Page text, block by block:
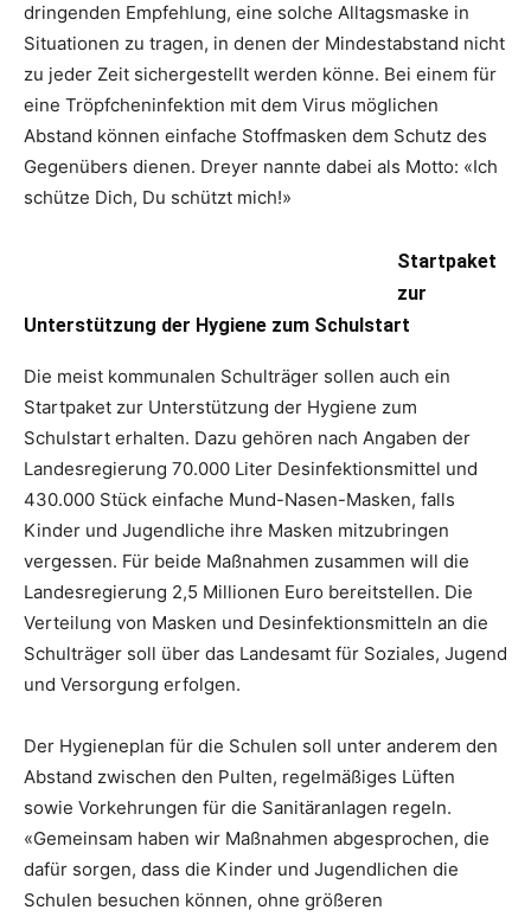
dringenden Empfehlung, eine solche Alltagsmaske in
Situationen zu tragen, in denen der Mindestabstand nicht
zu jeder Zeit sichergestellt werden könne. Bei einem für
eine Tröpfcheninfektion mit dem Virus möglichen
Abstand können einfache Stoffmasken dem Schutz des
Gegenübers dienen. Dreyer nannte dabei als Motto: «Ich
schütze Dich, Du schützt mich!»
Startpaket
zur
Unterstützung der Hygiene zum Schulstart
Die meist kommunalen Schulträger sollen auch ein
Startpaket zur Unterstützung der Hygiene zum
Schulstart erhalten. Dazu gehören nach Angaben der
Landesregierung 70.000 Liter Desinfektionsmittel und
430.000 Stück einfache Mund-Nasen-Masken, falls
Kinder und Jugendliche ihre Masken mitzubringen
vergessen. Für beide Maßnahmen zusammen will die
Landesregierung 2,5 Millionen Euro bereitstellen. Die
Verteilung von Masken und Desinfektionsmitteln an die
Schulträger soll über das Landesamt für Soziales, Jugend
und Versorgung erfolgen.
Der Hygieneplan für die Schulen soll unter anderem den
Abstand zwischen den Pulten, regelmäßiges Lüften
sowie Vorkehrungen für die Sanitäranlagen regeln.
«Gemeinsam haben wir Maßnahmen abgesprochen, die
dafür sorgen, dass die Kinder und Jugendlichen die
Schulen besuchen können, ohne größeren